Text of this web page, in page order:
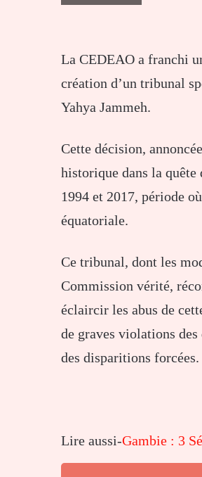
La CEDEAO a franchi
création d’un tribunal
Yahya Jammeh.
Cette décision,
historique dans la
1994 et 2017, période
équatoriale.
Ce tribunal, dont les
Commission vérité,
éclaircir les abus de
de graves violations
des disparitions forcées.
Lire aussi-Gambie : 3